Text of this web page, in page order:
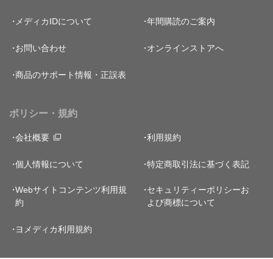
メディカIDについて 年間購読のご案内
お問い合わせ オンラインストアへ
商品のサポート情報・正誤表
ポリシー・規約
会社概要 利用規約
個人情報について 特定商取引法に基づく表記
Webサイトコンテンツ利用規
約
セキュリティーポリシーお
よび商標について
ヨメディカ利用規約